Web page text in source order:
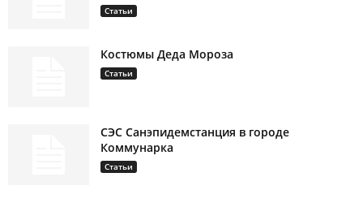
Статьи
Костюмы Деда Мороза
Статьи
СЭС Санэпидемстанция в городе
Коммунарка
Статьи